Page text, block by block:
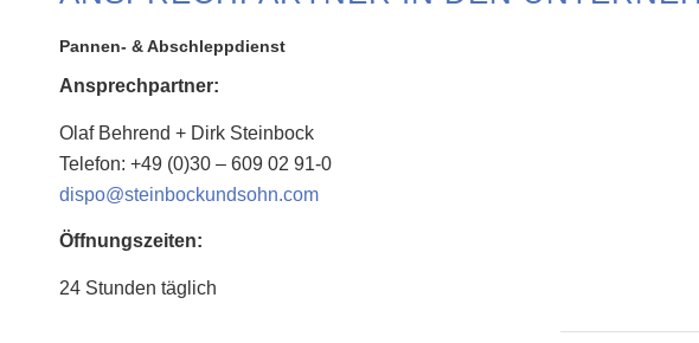
Pannen- & Abschleppdienst
Ansprechpartner:
Olaf Behrend + Dirk Steinbock
Telefon: +49 (0)30 – 609 02 91-0
dispo@steinbockundsohn.com
Öffnungszeiten:
24 Stunden täglich